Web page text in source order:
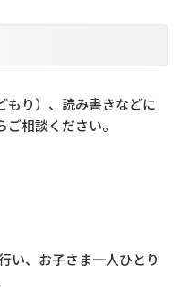
もり）、読み書きなどに
相談ください。
い、お子さま一人ひとり